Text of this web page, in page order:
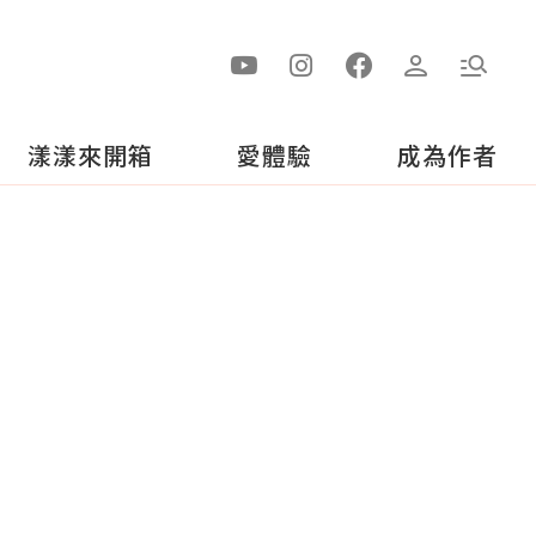
漾漾來開箱 愛體驗 成為作者